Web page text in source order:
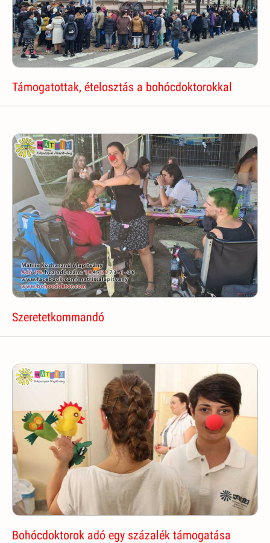
Támogatottak, ételosztás a bohócdoktorokkal
Szeretetkommandó
Bohócdoktorok adó egy százalék támogatása